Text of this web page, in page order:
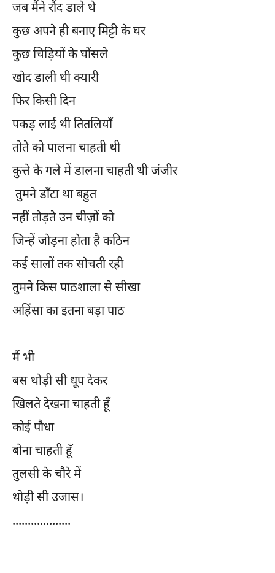
जब मैंने रौंद डाले थे
कुछ अपने ही बनाए मिट्टी के घर
कुछ चिड़ियों के घोंसले
खोद डाली थी क्यारी
फिर किसी दिन
पकड़ लाई थी तितलियाँ
तोते को पालना चाहती थी
कुत्ते के गले में डालना चाहती थी जंजीर
तुमने डाँटा था बहुत
नहीं तोड़ते उन चीज़ों को
जिन्हें जोड़ना होता है कठिन
कई सालों तक सोचती रही
तुमने किस पाठशाला से सीखा
अहिंसा का इतना बड़ा पाठ
मैं भी
बस थोड़ी सी धूप देकर
खिलते देखना चाहती हूँ
कोई पौधा
बोना चाहती हूँ
तुलसी के चौरे में
थोड़ी सी उजास।
...................